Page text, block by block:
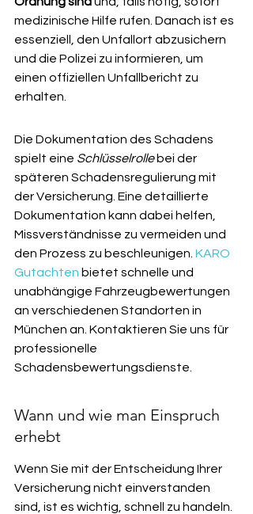
medizinische Hilfe rufen. Danach ist es
essenziell, den Unfallort abzusichern
und die Polizei zu informieren, um
einen offiziellen Unfallbericht zu
erhalten.
Die Dokumentation des Schadens
spielt eine Schlüsselrolle bei der
späteren Schadensregulierung mit
der Versicherung. Eine detaillierte
Dokumentation kann dabei helfen,
Missverständnisse zu vermeiden und
den Prozess zu beschleunigen. KARO
Gutachten bietet schnelle und
unabhängige Fahrzeugbewertungen
an verschiedenen Standorten in
München an. Kontaktieren Sie uns für
professionelle
Schadensbewertungsdienste.
Wann und wie man Einspruch
erhebt
Wenn Sie mit der Entscheidung Ihrer
Versicherung nicht einverstanden
sind, ist es wichtig, schnell zu handeln.